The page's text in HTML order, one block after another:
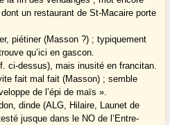
un restaurant de St-Macaire porte
piétiner (Masson ?) ; typiquement
qu’ici en gascon.
ci-dessus), mais inusité en francitan.
fait mal fait (Masson) ; semble
de l’épi de maïs ».
dinde (ALG, Hilaire, Launet de
jusque dans le NO de l’Entre-